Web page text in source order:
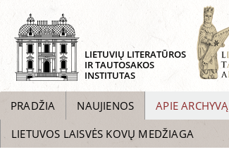
LIETUVIŲ LITERATŪROS
IR TAUTOSAKOS
INSTITUTAS
PRADŽIA NAUJIENOS APIE ARCHYVĄ
LIETUVOS LAISVĖS KOVŲ MEDŽIAGA